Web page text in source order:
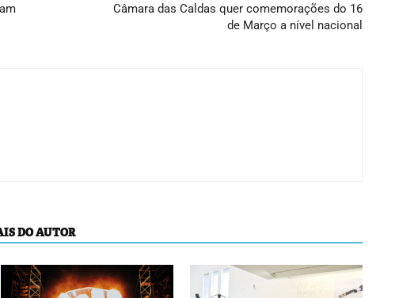
Câmara das Caldas quer comemorações do 16
de Março a nível nacional
DO AUTOR